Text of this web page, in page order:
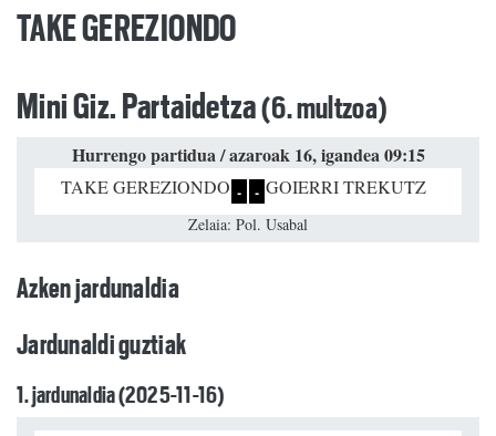
TAKE GEREZIONDO
Mini Giz. Partaidetza(6. multzoa)
Hurrengo partidua / azaroak 16, igandea 09:15
TAKE GEREZIONDO - - GOIERRI TREKUTZ
Zelaia: Pol. Usabal
Azken jardunaldia
Jardunaldi guztiak
1. jardunaldia (2025-11-16)